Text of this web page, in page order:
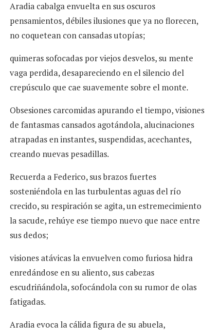
Aradia cabalga envuelta en sus oscuros
pensamientos, débiles ilusiones que ya no florecen,
no coquetean con cansadas utopías;
quimeras sofocadas por viejos desvelos, su mente
vaga perdida, desapareciendo en el silencio del
crepúsculo que cae suavemente sobre el monte.
Obsesiones carcomidas apurando el tiempo, visiones
de fantasmas cansados agotándola, alucinaciones
atrapadas en instantes, suspendidas, acechantes,
creando nuevas pesadillas.
Recuerda a Federico, sus brazos fuertes
sosteniéndola en las turbulentas aguas del río
crecido, su respiración se agita, un estremecimiento
la sacude, rehúye ese tiempo nuevo que nace entre
sus dedos;
visiones atávicas la envuelven como furiosa hidra
enredándose en su aliento, sus cabezas
escudriñándola, sofocándola con su rumor de olas
fatigadas.
Aradia evoca la cálida figura de su abuela,